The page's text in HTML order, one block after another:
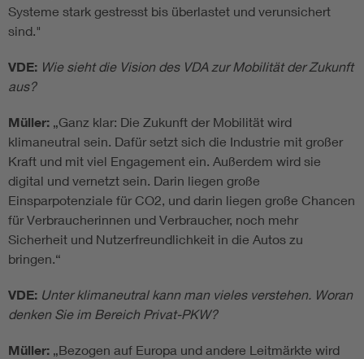
Systeme stark gestresst bis überlastet und verunsichert
sind."
VDE: Wie sieht die Vision des VDA zur Mobilität der Zukunft
aus?
Müller:
„Ganz klar: Die Zukunft der Mobilität wird
klimaneutral sein. Dafür setzt sich die Industrie mit großer
Kraft und mit viel Engagement ein. Außerdem wird sie
digital und vernetzt sein. Darin liegen große
Einsparpotenziale für CO2, und darin liegen große Chancen
für Verbraucherinnen und Verbraucher, noch mehr
Sicherheit und Nutzerfreundlichkeit in die Autos zu
bringen.“
VDE: Unter klimaneutral kann man vieles verstehen. Woran
denken Sie im Bereich Privat-PKW?
Müller:
„Bezogen auf Europa und andere Leitmärkte wird